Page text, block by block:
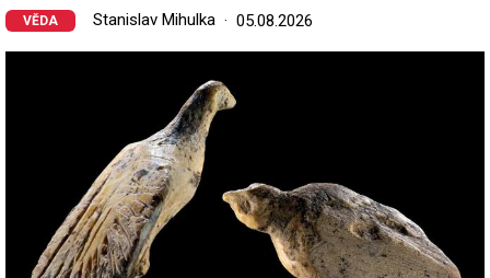
VĚDA Stanislav Mihulka 05.08.2026